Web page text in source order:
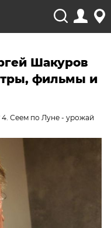
Шакуров
фильмы и
Сеем по Луне - урожай